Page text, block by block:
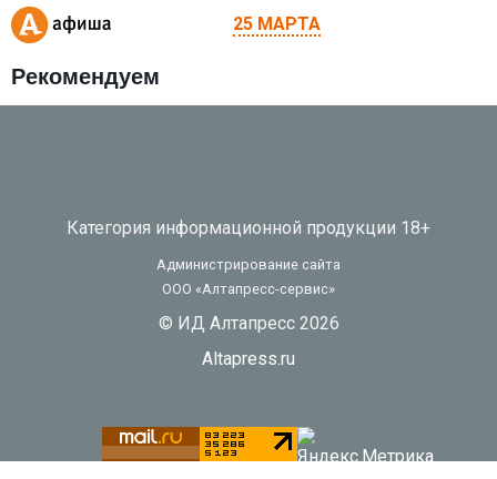
25 МАРТА
Рекомендуем
Категория информационной продукции 18+
Администрирование сайта
ООО «Алтапресс-сервис»
© ИД Алтапресс 2026
Altapress.ru